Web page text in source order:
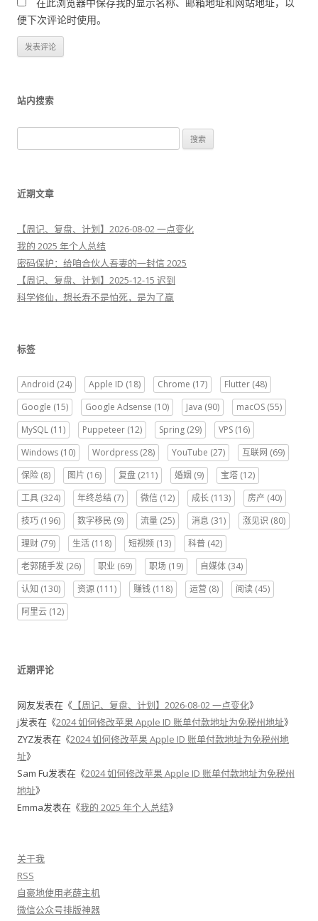
便下次评论时使用。
站内搜索
索
近期文章
【周记、复盘、计划】2026-08-02 一点变化
我的 2025 年个人总结
密码保护：给咱合伙人吾妻的一封信 2025
【周记、复盘、计划】2025-12-15 迟到
科学修仙，想长寿不是怕死，是为了赢
标签
Android (24) Apple ID (18) Chrome (17) Flutter (48)
Google (15) Google Adsense (10) Java (90) macOS (55)
MySQL (11) Puppeteer (12) Spring (29) VPS (16)
Windows (10) Wordpress (28) YouTube (27) 互联网 (69)
保险 (8) 图片 (16) 复盘 (211) 婚姻 (9) 宝塔 (12)
工具 (324) 年终总结 (7) 微信 (12) 成长 (113) 房产 (40)
技巧 (196) 数字移民 (9) 流量 (25) 消息 (31) 涨见识 (80)
理财 (79) 生活 (118) 短视频 (13) 科普 (42)
老郭随手发 (26) 职业 (69) 职场 (19) 自媒体 (34)
认知 (130) 资源 (111) 赚钱 (118) 运营 (8) 阅读 (45)
阿里云 (12)
近期评论
网友发表在《 【周记、复盘、计划】2026-08-02 一点变化》
j发表在《2024 如何修改苹果 Apple ID 账单付款地址为免税州地址》
ZYZ发表在《2024 如何修改苹果 Apple ID 账单付款地址为免税州地
址》
Sam Fu发表在《2024 如何修改苹果 Apple ID 账单付款地址为免税州
地址》
Emma发表在《我的 2025 年个人总结》
关于我
RSS
自豪地使用老薛主机
微信公众号排版神器